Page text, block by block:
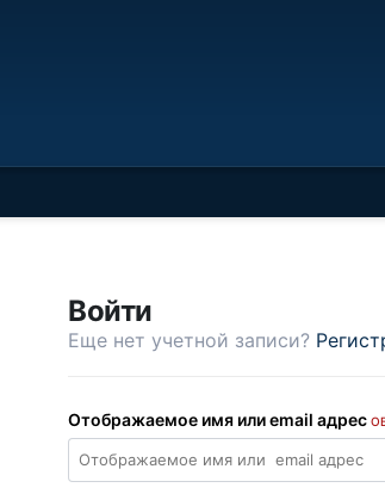
Войти
Еще нет учетной записи?
Отображаемое имя или email адрес